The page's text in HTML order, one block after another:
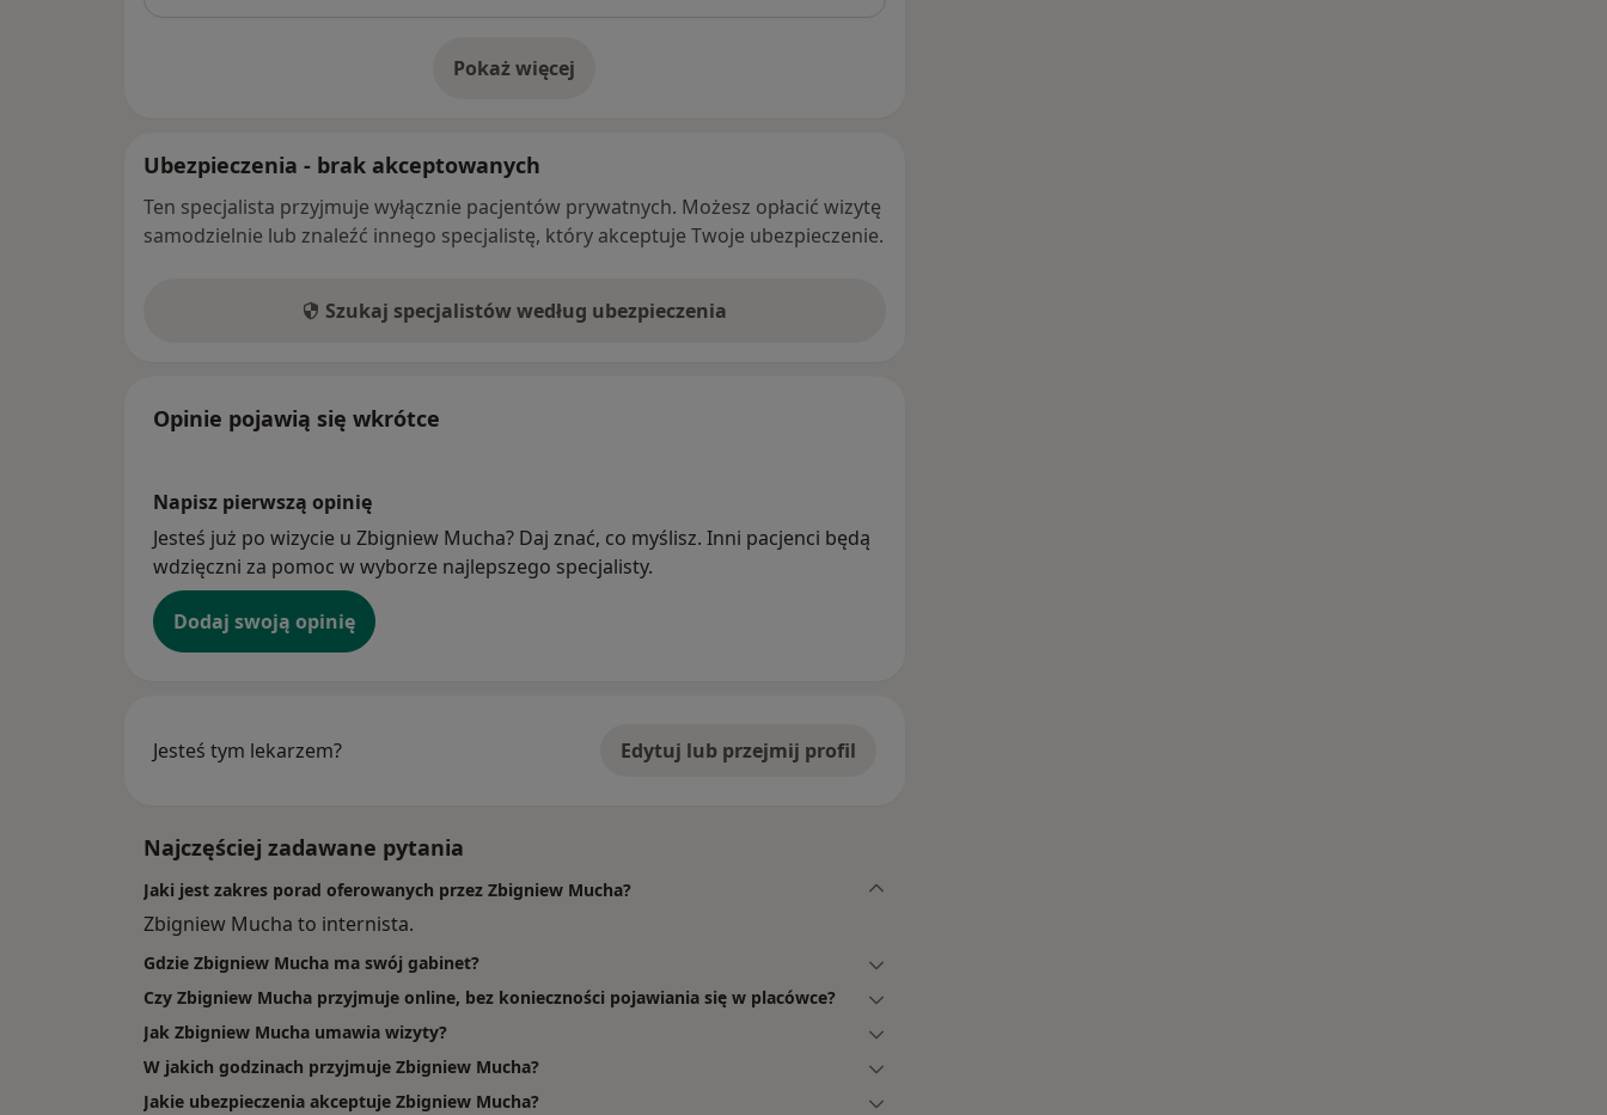
Pokaż więcej
o adresie
Ubezpieczenia - brak akceptowanych
Ten specjalista przyjmuje wyłącznie pacjentów prywatnych. Możesz opłacić wizytę
samodzielnie lub znaleźć innego specjalistę, który akceptuje Twoje ubezpieczenie.
Szukaj specjalistów według ubezpieczenia
Opinie pojawią się wkrótce
Napisz pierwszą opinię
Jesteś już po wizycie u Zbigniew Mucha? Daj znać, co myślisz. Inni pacjenci będą
wdzięczni za pomoc w wyborze najlepszego specjalisty.
Dodaj swoją opinię
Jesteś tym lekarzem? Edytuj lub przejmij profil
Najczęściej zadawane pytania
Jaki jest zakres porad oferowanych przez Zbigniew Mucha?
Zbigniew Mucha to internista.
Gdzie Zbigniew Mucha ma swój gabinet?
Czy Zbigniew Mucha przyjmuje online, bez konieczności pojawiania się w placówce?
Jak Zbigniew Mucha umawia wizyty?
W jakich godzinach przyjmuje Zbigniew Mucha?
Jakie ubezpieczenia akceptuje Zbigniew Mucha?